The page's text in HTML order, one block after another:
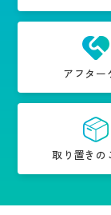
アフター
取り置きの